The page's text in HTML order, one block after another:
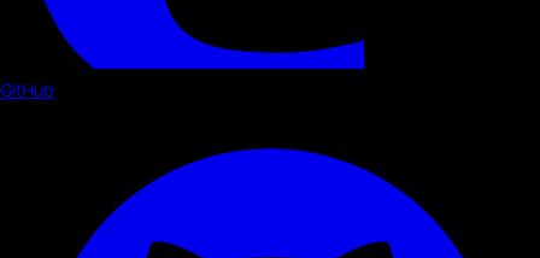
GitHub